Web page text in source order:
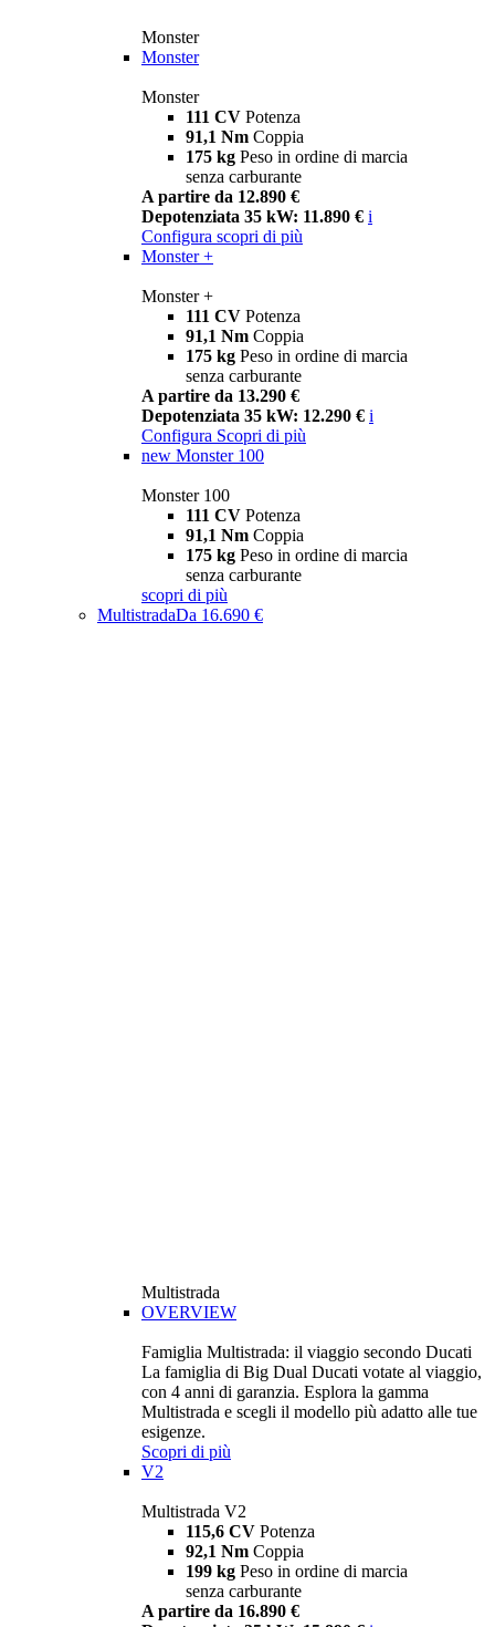
Monster
Monster
Monster
111 CV Potenza
91,1 Nm Coppia
175 kg Peso in ordine di marcia
senza carburante
A partire da 12.890 €
Depotenziata 35 kW: 11.890 € i
Configura scopri di più
Monster +
Monster +
111 CV Potenza
91,1 Nm Coppia
175 kg Peso in ordine di marcia
senza carburante
A partire da 13.290 €
Depotenziata 35 kW: 12.290 € i
Configura Scopri di più
new Monster 100
Monster 100
111 CV Potenza
91,1 Nm Coppia
175 kg Peso in ordine di marcia
senza carburante
scopri di più
MultistradaDa 16.690 €
Multistrada
OVERVIEW
Famiglia Multistrada: il viaggio secondo Ducati
La famiglia di Big Dual Ducati votate al viaggio,
con 4 anni di garanzia. Esplora la gamma
Multistrada e scegli il modello più adatto alle tue
esigenze.
Scopri di più
V2
Multistrada V2
115,6 CV Potenza
92,1 Nm Coppia
199 kg Peso in ordine di marcia
senza carburante
A partire da 16.890 €